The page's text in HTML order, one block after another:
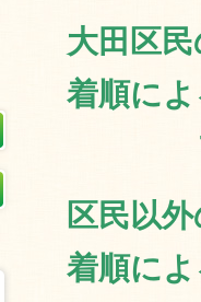
大田区
着順に
区民以
着順に